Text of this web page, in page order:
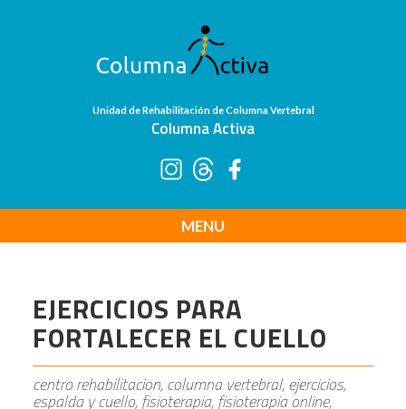
Unidad de Rehabilitación de Columna Vertebral
Columna Activa
MENU
EJERCICIOS PARA
FORTALECER EL CUELLO
centro rehabilitacion, columna vertebral, ejercicios,
espalda y cuello, fisioterapia, fisioterapia online,